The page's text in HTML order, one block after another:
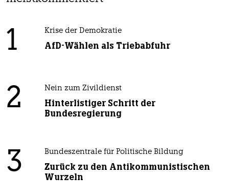
1 Krise der Demokratie
AfD-Wählen als Triebabfuhr
2 Nein zum Zivildienst
Hinterlistiger Schritt der
Bundesregierung
3 Bundeszentrale für Politische Bildung
Zurück zu den Antikommunistischen
Wurzeln